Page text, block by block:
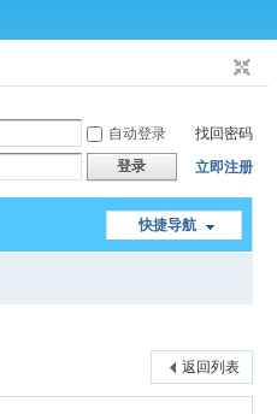
自动登录
找回密码
登录 立即注册
快捷导航
返回列表